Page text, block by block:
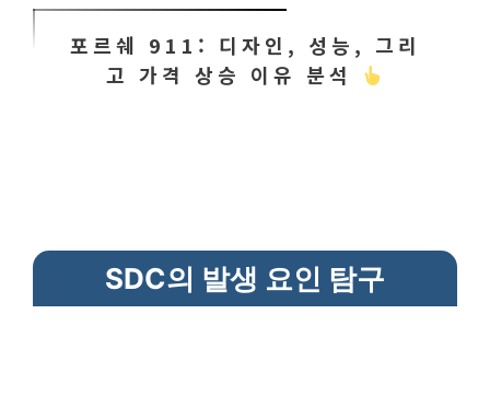
포르쉐 911: 디자인, 성능, 그리
고 가격 상승 이유 분석
SDC의 발생 요인 탐구